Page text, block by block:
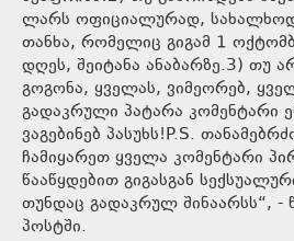
ლარს ოფიციალურად, სახალხოდ
თანხა, რომელიც გიგამ 1
დღეს, შეიტანა ანაბარზე.3) თუ
გოგონა, ყველას, ვიმეორებ,
გადაკრული პატარა კომენტარი
ვაგებინებ პასუხს!P.S.
ჩამიყარეთ ყველა კომენტარი
წააწყდებით გიგასგან
თუნდაც გადაკრულ შინაარსს“,
პოსტში.